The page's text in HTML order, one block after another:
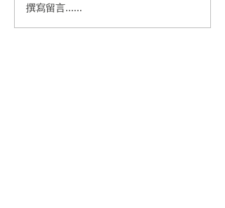
撰寫留言......